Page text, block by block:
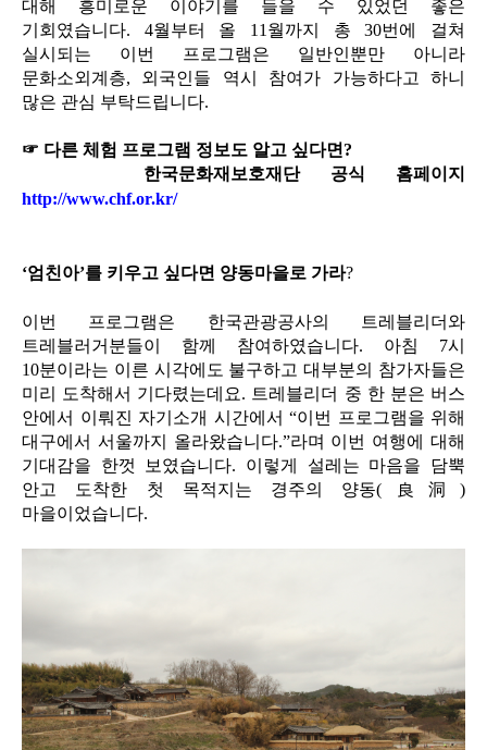
대해 흥미로운 이야기를 들을 수 있었던 좋은
기회였습니다. 4월부터 올 11월까지 총 30번에 걸쳐
실시되는 이번 프로그램은 일반인뿐만 아니라
문화소외계층, 외국인들 역시 참여가 가능하다고 하니
많은 관심 부탁드립니다.
☞ 다른 체험 프로그램 정보도 알고 싶다면?
한국문화재보호재단 공식 홈페이지
http://www.chf.or.kr/
‘엄친아’를 키우고 싶다면 양동마을로 가라?
이번 프로그램은 한국관광공사의 트레블리더와
트레블러거분들이 함께 참여하였습니다. 아침 7시
10분이라는 이른 시각에도 불구하고 대부분의 참가자들은
미리 도착해서 기다렸는데요. 트레블리더 중 한 분은 버스
안에서 이뤄진 자기소개 시간에서 “이번 프로그램을 위해
대구에서 서울까지 올라왔습니다.”라며 이번 여행에 대해
기대감을 한껏 보였습니다. 이렇게 설레는 마음을 담뿍
안고 도착한 첫 목적지는 경주의 양동(良洞)
마을이었습니다.